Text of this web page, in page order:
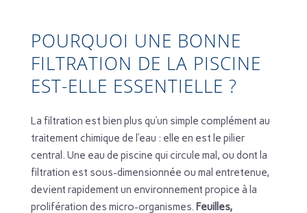
POURQUOI UNE BONNE
FILTRATION DE LA PISCINE
EST-ELLE ESSENTIELLE ?
La filtration est bien plus qu’un simple complément au
traitement chimique de l’eau : elle en est le pilier
central. Une eau de piscine qui circule mal, ou dont la
filtration est sous-dimensionnée ou mal entretenue,
devient rapidement un environnement propice à la
prolifération des micro-organismes. Feuilles,